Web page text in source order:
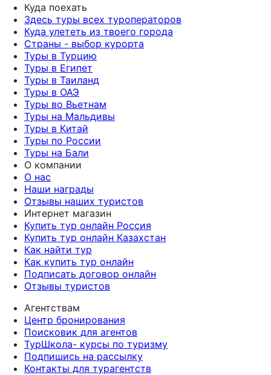
Куда поехать
Здесь туры всех туроператоров
Куда улететь из твоего города
Страны - выбор курорта
Туры в Турцию
Туры в Египет
Туры в Таиланд
Туры в ОАЭ
Туры во Вьетнам
Туры на Мальдивы
Туры в Китай
Туры по России
Туры на Бали
О компании
О нас
Наши награды
Отзывы наших туристов
Интернет магазин
Купить тур онлайн Россия
Купить тур онлайн Казахстан
Как найти тур
Как купить тур онлайн
Подписать договор онлайн
Отзывы туристов
Агентствам
Центр бронирования
Поисковик для агентов
ТурШкола- курсы по туризму
Подпишись на рассылку
Контакты для турагентств